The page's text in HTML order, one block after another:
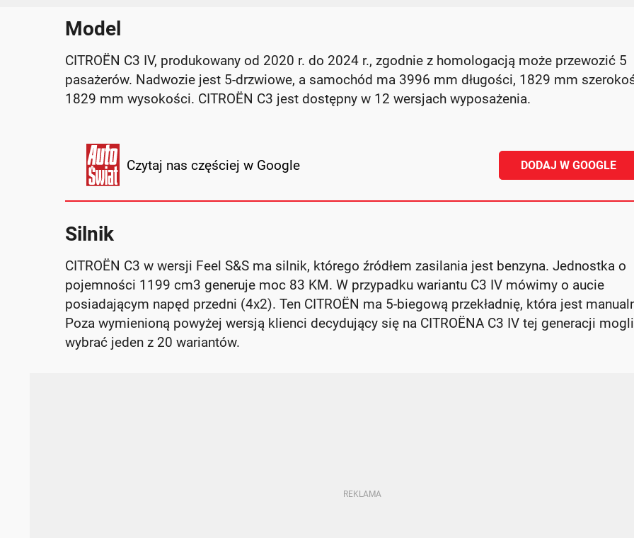
Model
CITROËN C3 IV, produkowany od 2020 r. do 2024 r., zgodnie z homologacją może przewozić 5
pasażerów. Nadwozie jest 5-drzwiowe, a samochód ma 3996 mm długości, 1829 mm
1829 mm wysokości. CITROËN C3 jest dostępny w 12 wersjach wyposażenia.
Czytaj nas częściej w Google DODAJ W GOOGLE
Silnik
CITROËN C3 w wersji Feel S&S ma silnik, którego źródłem zasilania jest benzyna. Jednostka o
pojemności 1199 cm3 generuje moc 83 KM. W przypadku wariantu C3 IV mówimy o aucie
posiadającym napęd przedni (4x2). Ten CITROËN ma 5-biegową przekładnię, która jest
Poza wymienioną powyżej wersją klienci decydujący się na CITROËNA C3 IV tej generacji mogli
wybrać jeden z 20 wariantów.